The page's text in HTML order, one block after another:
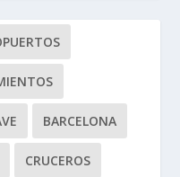
BARCELONA
CRUCEROS